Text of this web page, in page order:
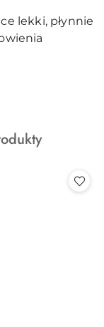
lekki, płynnie